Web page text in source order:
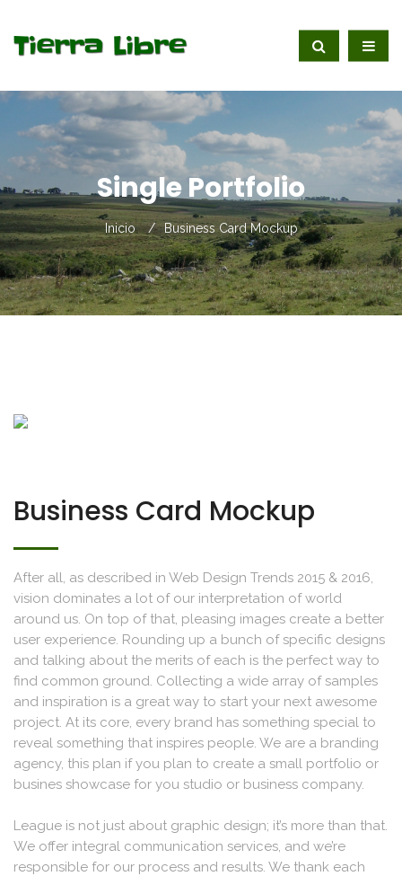
Single Portfolio
Inicio Business Card Mockup
Business Card Mockup
After all, as described in Web Design Trends 2015 & 2016,
vision dominates a lot of our interpretation of world
around us. On top of that, pleasing images create a better
user experience. Rounding up a bunch of specific designs
and talking about the merits of each is the perfect way to
find common ground. Collecting a wide array of samples
and inspiration is a great way to start your next awesome
project. At its core, every brand has something special to
reveal something that inspires people. We are a branding
agency, this plan if you plan to create a small portfolio or
busines showcase for you studio or business company.
League is not just about graphic design; it’s more than that.
We offer integral communication services, and we’re
responsible for our process and results. We thank each